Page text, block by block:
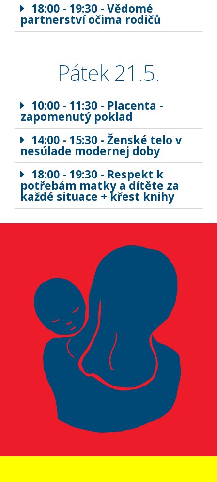
18:00 - 19:30 - Vědomé
partnerství očima rodičů
Pátek 21.5.
10:00 - 11:30 - Placenta -
zapomenutý poklad
14:00 - 15:30 - Ženské telo v
nesúlade modernej doby
18:00 - 19:30 - Respekt k
potřebám matky a dítěte za
každé situace + křest knihy